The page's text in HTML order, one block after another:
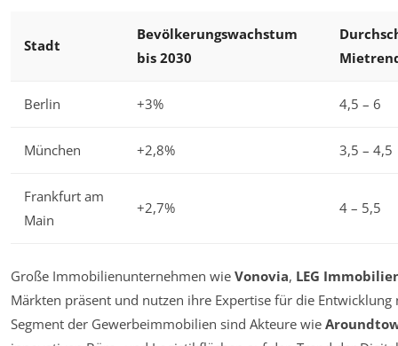
Stadt
Bevölkerungswachstum
bis 2030
Berlin +3% 4,5 – 6
München +2,8% 3,5 – 4,5
Frankfurt am
Main
+2,7% 4 – 5,5
Große Immobilienunternehmen wie Vonovia, LEG
Märkten präsent und nutzen ihre Expertise für die
Segment der Gewerbeimmobilien sind Akteure wie